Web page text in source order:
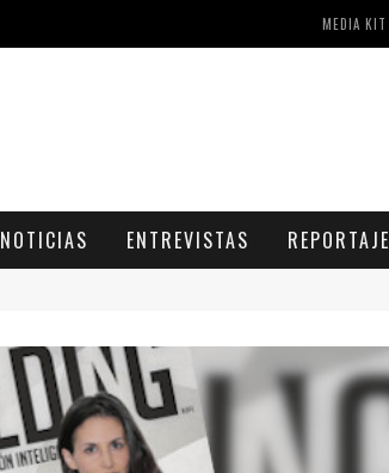
MEDIA KIT
NOTICIAS ENTREVISTAS REPORTAJE